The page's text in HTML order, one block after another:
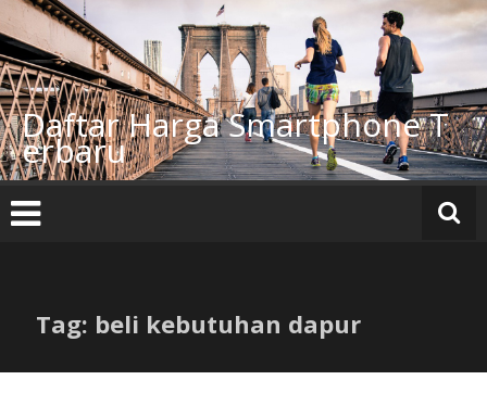
Lompat
ke
konten
Daftar Harga Smartphone T
erbaru
Tag: beli kebutuhan dapur